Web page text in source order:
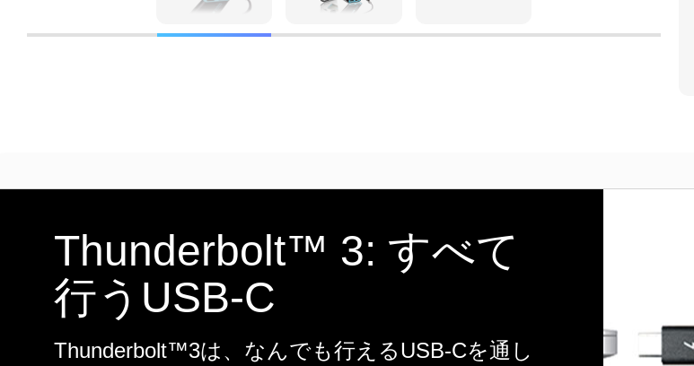
Thunderbolt™ 3: すべて
行うUSB-C
Thunderbolt™3は、なんでも行えるUSB-Cを通し